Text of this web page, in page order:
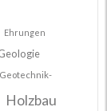
Ehrungen
Geotechnik-
Holzbau